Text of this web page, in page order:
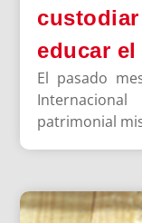
educar
El pasado
patrimonial